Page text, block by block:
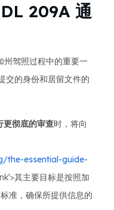
209A 通
州驾照过程中的重要一
交的身份和居留文件的
更彻底的审查时，将向
the-essential-guide-
其主要目标是按照加
准，确保所提供信息的